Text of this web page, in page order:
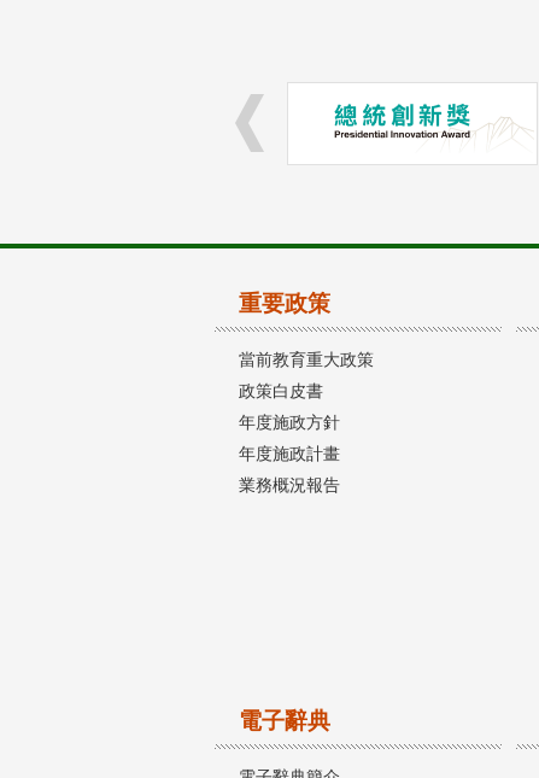
重要政策
當前教育重大政策
政策白皮書
年度施政方針
年度施政計畫
業務概況報告
電子辭典